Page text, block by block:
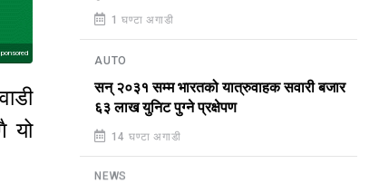
यो
1 घण्टा अगाडी
AUTO
सन् २०३१ सम्म भारतको यात्रुवाहक सवारी बजार
६३ लाख युनिट पुग्ने प्रक्षेपण
14 घण्टा अगाडी
NEWS